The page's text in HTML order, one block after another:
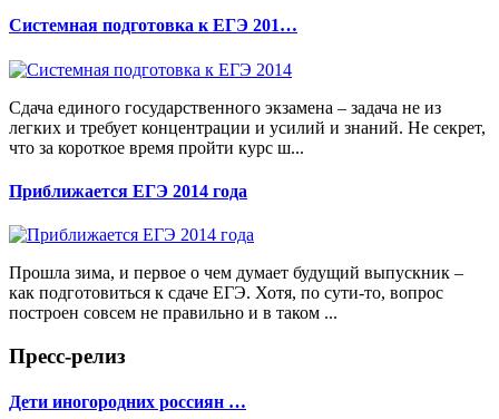
Системная подготовка к ЕГЭ 201…
Сдача единого государственного экзамена – задача не из
легких и требует концентрации и усилий и знаний. Не секрет,
что за короткое время пройти курс ш...
Приближается ЕГЭ 2014 года
Прошла зима, и первое о чем думает будущий выпускник –
как подготовиться к сдаче ЕГЭ. Хотя, по сути-то, вопрос
построен совсем не правильно и в таком ...
Пресс-релиз
Дети иногородних россиян …